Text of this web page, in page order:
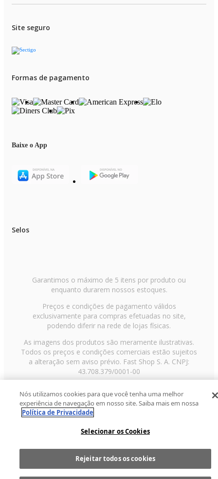
Site seguro
Formas de pagamento
Baixe o App
Selos
Garantimos o máximo de 5 itens por produto ou
enquanto durarem nossos estoques.
Preços e condições de pagamento válidos
exclusivamente para compras efetuadas no site,
podendo diferir na rede de lojas físicas.
As imagens dos produtos são meramente ilustrativas.
Todos os preços e condições comerciais estão sujeitos
a alteração sem aviso prévio. Fast Shop S. A. CNPJ:
43.708.379/0001-00
Paulo/SP, CEP 02029-001, Telefone: 11 3003-3728 ©
2013 Fast Shop - Todos os direitos reservadosRF
Nós utilizamos cookies para que você tenha uma melhor
experiência de navegação em nosso site. Saiba mais em nossa
Política de Privacidade
Selecionar os Cookies
Rejeitar todos os cookies